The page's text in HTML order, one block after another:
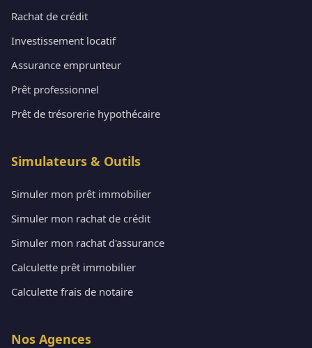
Rachat de crédit
Investissement locatif
Assurance emprunteur
Prêt professionnel
Prêt de trésorerie hypothécaire
Simulateurs & Outils
Simuler mon prêt immobilier
Simuler mon rachat de crédit
Simuler mon rachat d'assurance
Calculette prêt immobilier
Calculette frais de notaire
Nos Agences